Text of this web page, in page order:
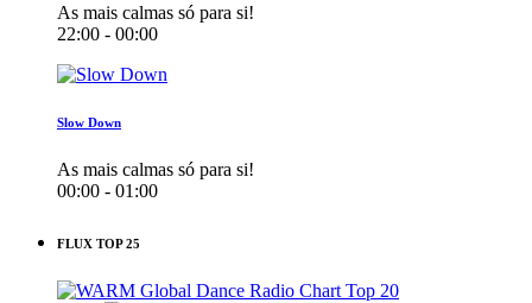
As mais calmas só para si!
22:00 - 00:00
Slow Down
As mais calmas só para si!
00:00 - 01:00
FLUX TOP 25